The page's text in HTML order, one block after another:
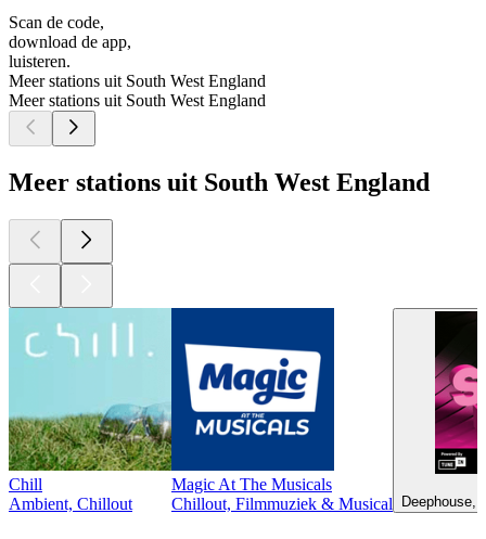
Scan de code,
download de app,
luisteren.
Meer stations uit South West England
Meer stations uit South West England
Meer stations uit South West England
Chill
Ambient, Chillout
Magic At The Musicals
Chillout, Filmmuziek & Musical
Deephouse,